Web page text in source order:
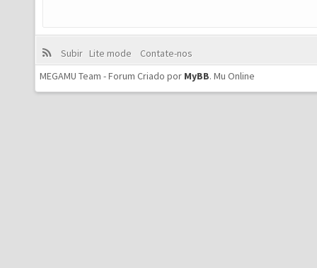
Subir Lite mode
Contate-nos
MEGAMU Team - Forum Criado por MyBB. Mu Online